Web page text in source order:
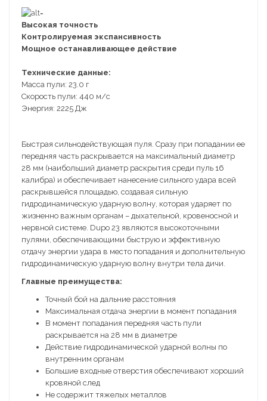
п
и
а
и
е
(0
)
Высокая точность
Контролируемая экспансивность
Мощное останавливающее действие
Технические данные:
Масса пули: 23.0 г
Скорость пули: 440 м/с
Энергия: 2225 Дж
Быстрая сильнодействующая пуля. Сразу при попадании ее
передняя часть раскрывается на максимальный диаметр
28 мм (наибольший диаметр раскрытия среди пуль 16
калибра) и обеспечивает нанесение сильного удара всей
раскрывшейся площадью, создавая сильную
гидродинамическую ударную волну, которая ударяет по
жизненно важным органам – дыхательной, кровеносной и
нервной системе. Dupo 23 являются высокоточными
пулями, обеспечивающими быструю и эффективную
отдачу энергии удара в место попадания и дополнительную
гидродинамическую ударную волну внутри тела дичи.
Главные преимущества:
Точный бой на дальние расстояния
Максимальная отдача энергии в момент попадания
В момент попадания передняя часть пули
раскрывается на 28 мм в диаметре
Действие гидродинамической ударной волны по
внутренним органам
Большие входные отверстия обеспечивают хороший
кровяной след
Не содержит тяжелых металлов